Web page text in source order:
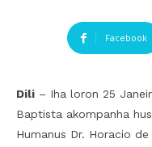
Facebook
Dili – Iha loron 25
Baptista akompanha
Humanus Dr. Horacio